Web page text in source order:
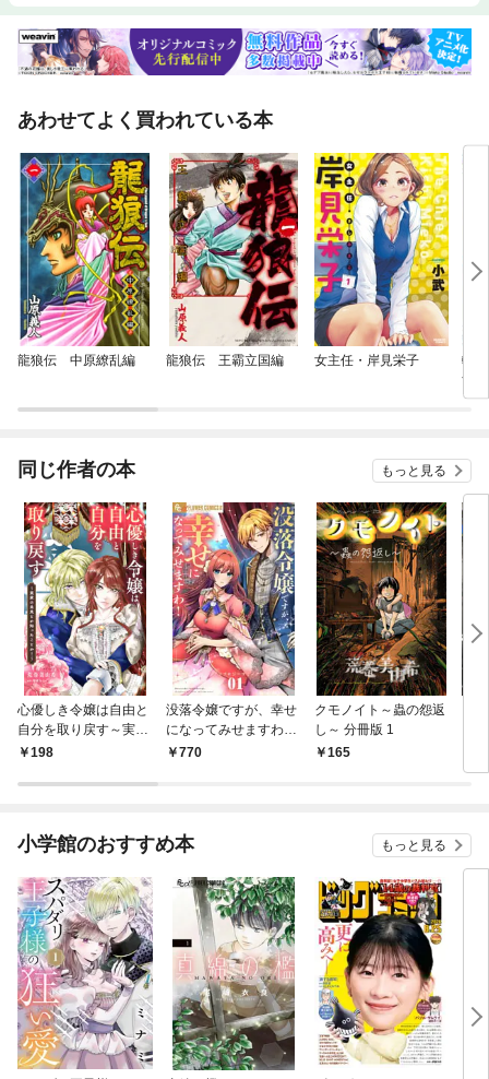
あわせてよく買われている本
龍狼伝 中原繚乱編 龍狼伝 王霸立国編 女主任・岸見栄子
転
す
同じ作者の本 もっと見る
心優しき令嬢は自由と
自分を取り戻す～実家
の未来とか知ったこと
198
没落令嬢ですが、幸せ
になってみせますわ！
アンソロジー（１）
770
クモノイト～蟲の怨返
し～ 分冊版 1
165
小学館のおすすめ本 もっと見る